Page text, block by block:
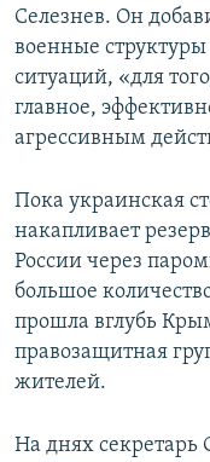
Селезнев. Он
военные
ситуаций, «для
главное,
агрессивным
Пока украинская
накапливает
России через
большое
прошла вглубь
правозащитная
жителей.
На днях секретарь